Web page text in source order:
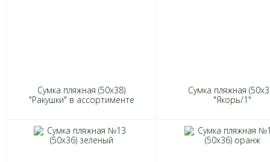
Сумка пляжная (50х38)
"Ракушки" в ассортименте
Сумка пляжная
"Якорь/1"